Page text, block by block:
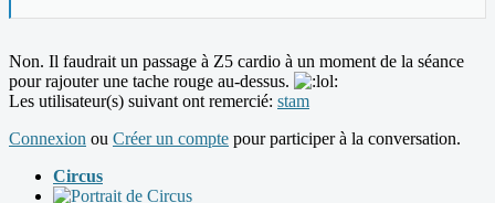
Non. Il faudrait un passage à Z5 cardio à un moment de la séance
pour rajouter une tache rouge au-dessus.
Les utilisateur(s) suivant ont remercié: stam
Connexion ou Créer un compte pour participer à la conversation.
Circus